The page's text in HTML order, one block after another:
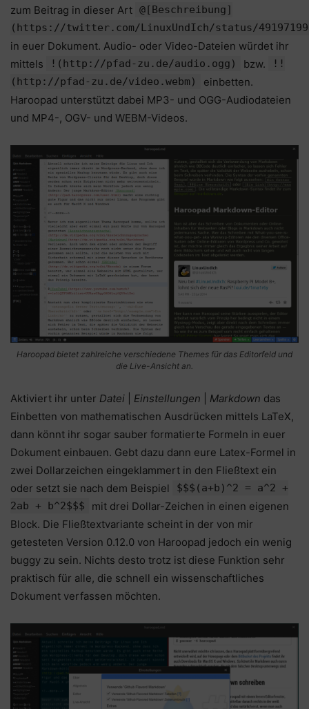
zum Beitrag in dieser Art @[Beschreibung]
(https://twitter.com/LinuxUndIch/status/
in euer Dokument. Audio- oder Video-Dateien würdet ihr
mittels
!(http://pfad-zu.de/audio.ogg) bzw.
!!
(http://pfad-zu.de/video.webm)
einbetten.
Haroopad unterstützt dabei MP3- und OGG-Audiodateien
und MP4-, OGV- und WEBM-Videos.
Haroopad bietet zahlreiche verschiedene Themes für das Editorfeld und
die Live-Ansicht an.
Aktiviert ihr unter Datei Einstellungen Markdown das
Einbetten von mathematischen Ausdrücken mittels LaTeX,
dann könnt ihr sogar sauber formatierte Formeln in euer
Dokument einbauen. Gebt dazu dann eure Latex-Formel in
zwei Dollarzeichen eingeklammert in den Fließtext ein
oder setzt sie nach dem Beispiel
$$$(a+b)^2 = a^2 +
2ab + b^2$$$
mit drei Dollar-Zeichen in einen eigenen
Block. Die Fließtextvariante scheint in der von mir
getesteten Version 0.12.0 von Haroopad jedoch ein wenig
buggy zu sein. Nichts desto trotz ist diese Funktion sehr
praktisch für alle, die schnell ein wissenschaftliches
Dokument verfassen möchten.